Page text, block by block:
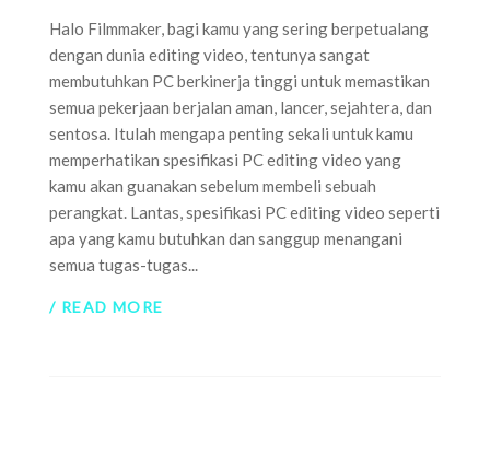
Halo Filmmaker, bagi kamu yang sering berpetualang
dengan dunia editing video, tentunya sangat
membutuhkan PC berkinerja tinggi untuk memastikan
semua pekerjaan berjalan aman, lancer, sejahtera, dan
sentosa. Itulah mengapa penting sekali untuk kamu
memperhatikan spesifikasi PC editing video yang
kamu akan guanakan sebelum membeli sebuah
perangkat. Lantas, spesifikasi PC editing video seperti
apa yang kamu butuhkan dan sanggup menangani
semua tugas-tugas...
/ READ MORE